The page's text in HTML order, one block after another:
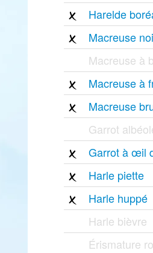
Harelde
Macreuse
Macreuse à
Macreuse à
Macreuse
Garrot
Garrot à œil
Harle piette
Harle huppé
Harle bièvre
Érismature